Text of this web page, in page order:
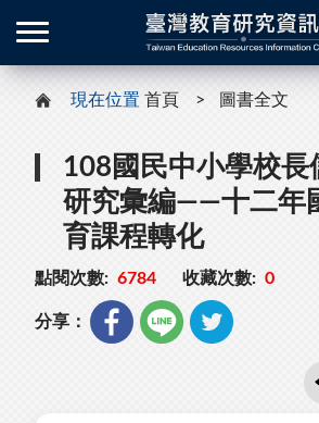
現在位置 首頁 圖書全文
108國民中小學校長
研究彙編——十二年
育課程轉化
點閱次數: 6784 收藏次數: 0
分享：